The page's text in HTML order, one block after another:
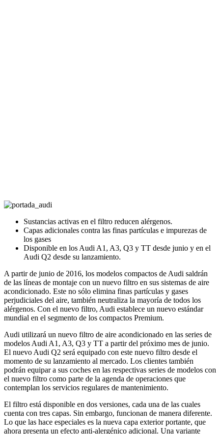
Sustancias activas en el filtro reducen alérgenos.
Capas adicionales contra las finas partículas e impurezas de
los gases
Disponible en los Audi A1, A3, Q3 y TT desde junio y en el
Audi Q2 desde su lanzamiento.
A partir de junio de 2016, los modelos compactos de Audi saldrán
de las líneas de montaje con un nuevo filtro en sus sistemas de aire
acondicionado. Este no sólo elimina finas partículas y gases
perjudiciales del aire, también neutraliza la mayoría de todos los
alérgenos. Con el nuevo filtro, Audi establece un nuevo estándar
mundial en el segmento de los compactos Premium.
Audi utilizará un nuevo filtro de aire acondicionado en las series de
modelos Audi A1, A3, Q3 y TT a partir del próximo mes de junio.
El nuevo Audi Q2 será equipado con este nuevo filtro desde el
momento de su lanzamiento al mercado. Los clientes también
podrán equipar a sus coches en las respectivas series de modelos con
el nuevo filtro como parte de la agenda de operaciones que
contemplan los servicios regulares de mantenimiento.
El filtro está disponible en dos versiones, cada una de las cuales
cuenta con tres capas. Sin embargo, funcionan de manera diferente.
Lo que las hace especiales es la nueva capa exterior portante, que
ahora presenta un efecto anti-alergénico adicional. Una variante